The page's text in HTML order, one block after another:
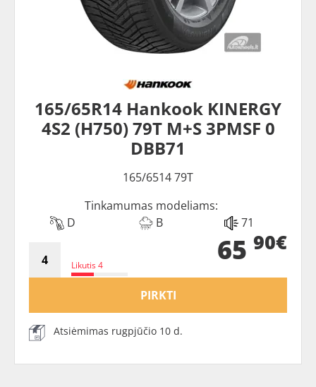
165/65R14 Hankook KINERGY
4S2 (H750) 79T M+S 3PMSF 0
DBB71
165/6514 79T
Tinkamumas modeliams:
D
B 71
Likutis 4 65 90€
PIRKTI
Atsiėmimas rugpjūčio 10 d.